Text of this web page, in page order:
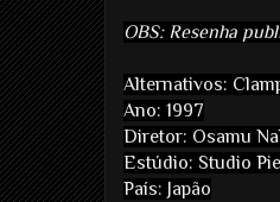
OBS: Resenha
Alternativos:
Ano: 1997
Diretor: Osamu
Estúdio: Studio
País: Japão